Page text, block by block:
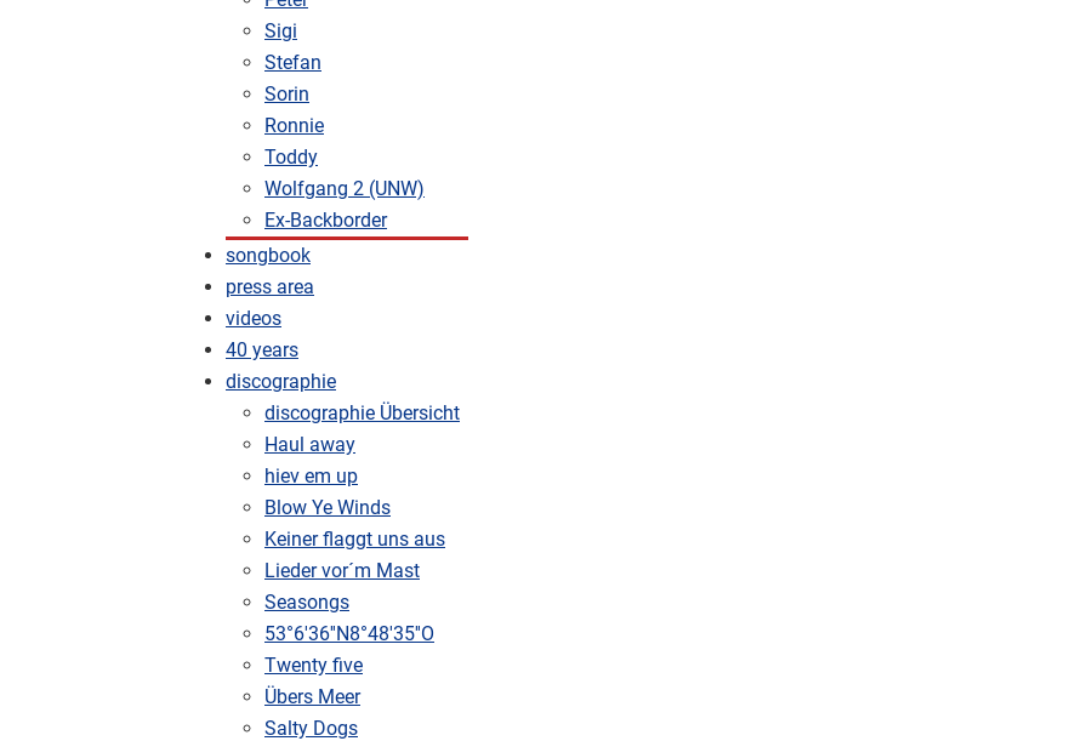
Sigi
Stefan
Sorin
Ronnie
Toddy
Wolfgang 2 (UNW)
Ex-Backborder
songbook
press area
videos
40 years
discographie
discographie Übersicht
Haul away
hiev em up
Blow Ye Winds
Keiner flaggt uns aus
Lieder vor´m Mast
Seasongs
53°6'36''N8°48'35''O
Twenty five
Übers Meer
Salty Dogs